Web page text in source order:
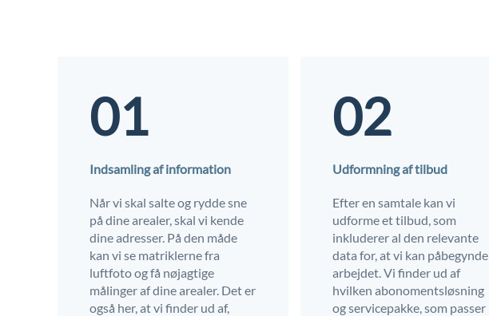
01
Indsamling af information
Når vi skal salte og rydde sne
på dine arealer, skal vi kende
dine adresser. På den måde
kan vi se matriklerne fra
luftfoto og få nøjagtige
målinger af dine arealer. Det er
også her, at vi finder ud af,
02
Udformning af tilbud
Efter en samtale kan vi
udforme et tilbud, som
inkluderer al den relevante
data for, at vi kan påbegynde
arbejdet. Vi finder ud af
hvilken abonomentsløsning
og servicepakke, som passer